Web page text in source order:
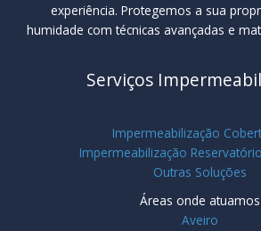
experiência. Protegemos a sua
humidade com técnicas avançadas e
Serviços
Impermeabilização
Impermeabilização
Outras Soluções
Áreas onde atuamos
Aveiro